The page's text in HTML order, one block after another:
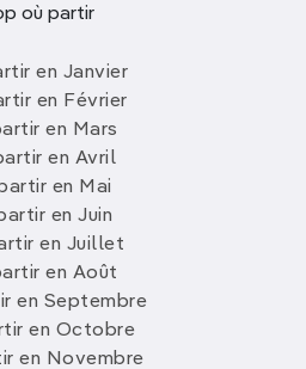
où partir
en Janvier
en Février
en Mars
en Avril
en Mai
en Juin
en Juillet
en Août
en Septembre
en Octobre
en Novembre